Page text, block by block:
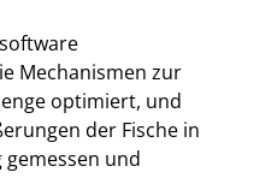
Mechanismen zur
optimiert, und
der Fische in
und